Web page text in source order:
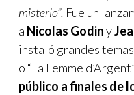
misterio”. Fue un
a Nicolas Godiny
instaló grandes temas
o “La Femme
público a finales de